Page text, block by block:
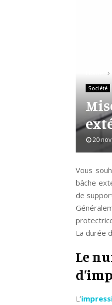
Société
20
Vous
bâche
de
La durée
Le
L’